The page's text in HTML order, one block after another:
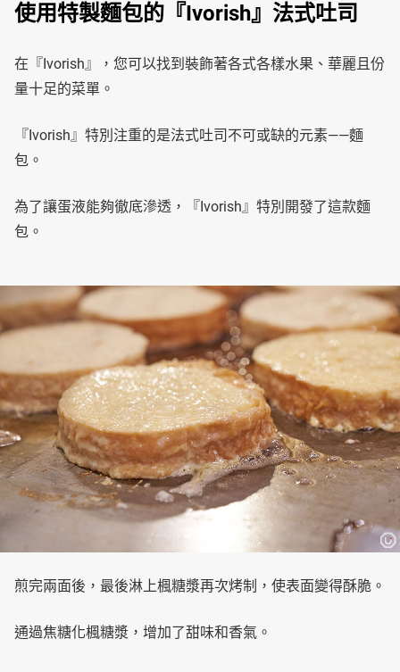
使用特製麵包的『Ivorish』法式吐司
在『Ivorish』，您可以找到裝飾著各式各樣水果、華麗且份
量十足的菜單。
『Ivorish』特別注重的是法式吐司不可或缺的元素——麵
包。
為了讓蛋液能夠徹底滲透，『Ivorish』特別開發了這款麵
包。
煎完兩面後，最後淋上楓糖漿再次烤制，使表面變得酥脆。
通過焦糖化楓糖漿，增加了甜味和香氣。